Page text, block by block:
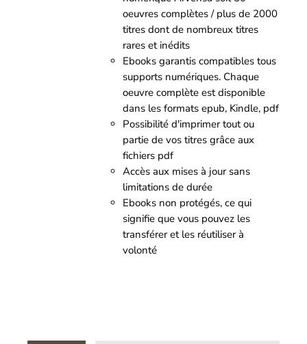
initial
était :
129.00€.
actuel
est :
39.00€.
oeuvres complètes / plus de 2000
titres dont de nombreux titres
rares et inédits
Ebooks garantis compatibles tous
supports numériques. Chaque
oeuvre complète est disponible
dans les formats epub, Kindle, pdf
Possibilité d'imprimer tout ou
partie de vos titres grâce aux
fichiers pdf
Accès aux mises à jour sans
limitations de durée
Ebooks non protégés, ce qui
signifie que vous pouvez les
transférer et les réutiliser à
volonté